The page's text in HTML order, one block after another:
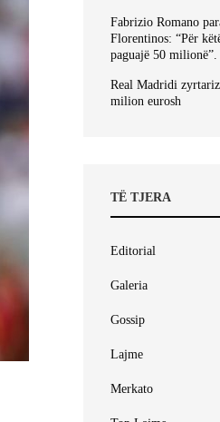
Fabrizio Romano
Florentinos: “Për
paguajë 50 milionë”.
Real Madridi
milion eurosh
TË TJERA
Editorial
Galeria
Gossip
Lajme
Merkato